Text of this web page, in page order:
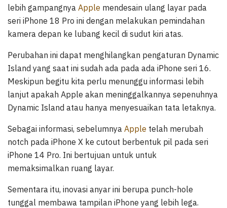
lebih gampangnya Apple mendesain ulang layar pada
seri iPhone 18 Pro ini dengan melakukan pemindahan
kamera depan ke lubang kecil di sudut kiri atas.
Perubahan ini dapat menghilangkan pengaturan Dynamic
Island yang saat ini sudah ada pada ada iPhone seri 16.
Meskipun begitu kita perlu menunggu informasi lebih
lanjut apakah Apple akan meninggalkannya sepenuhnya
Dynamic Island atau hanya menyesuaikan tata letaknya.
Sebagai informasi, sebelumnya Apple telah merubah
notch pada iPhone X ke cutout berbentuk pil pada seri
iPhone 14 Pro. Ini bertujuan untuk untuk
memaksimalkan ruang layar.
Sementara itu, inovasi anyar ini berupa punch-hole
tunggal membawa tampilan iPhone yang lebih lega.